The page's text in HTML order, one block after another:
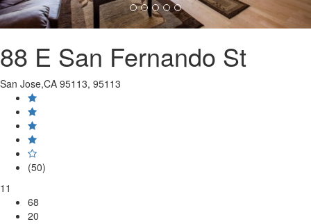
88 E San Fernando St
San Jose,CA 95113, 95113
(50)
11
68
20